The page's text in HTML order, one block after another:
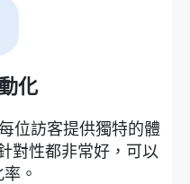
化
位訪客提供獨特的體
對性都非常好，可以
。